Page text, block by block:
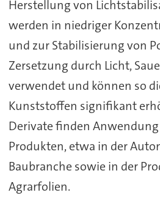
Herstellung von
werden in niedriger
und zur Stabilisierung von
Zersetzung durch Licht,
verwendet und können so
Kunststoffen signifikant
Derivate finden
Produkten, etwa in der
Baubranche sowie in der
Agrarfolien.